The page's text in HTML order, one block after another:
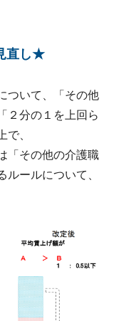
直し★
ついて、「その他
２分の１を上回ら
で、
「その他の介護職
ルールについて、